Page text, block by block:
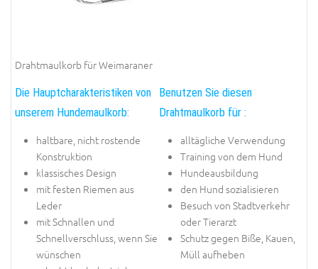
Drahtmaulkorb für Weimaraner
Die Hauptcharakteristiken von
unserem Hundemaulkorb:
haltbare, nicht rostende
Konstruktion
klassisches Design
mit festen Riemen aus
Leder
mit Schnallen und
Schnellverschluss, wenn Sie
wünschen
Benutzen Sie diesen
Drahtmaulkorb für :
alltägliche Verwendung
Training von dem Hund
Hundeausbildung
den Hund sozialisieren
Besuch von Stadtverkehr
oder Tierarzt
Schutz gegen Biße, Kauen,
Müll aufheben